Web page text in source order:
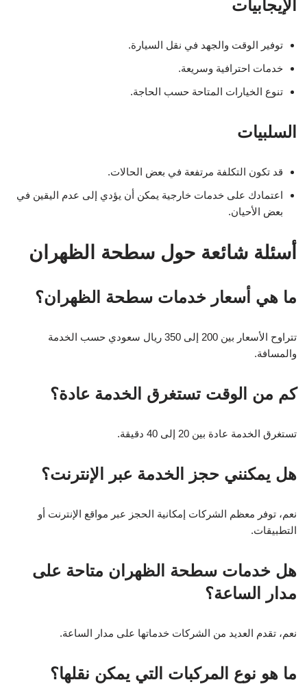
الإيجابيات
توفير الوقت والجهد في نقل السيارة.
خدمات احترافية وسريعة.
تنوع الخيارات المتاحة حسب الحاجة.
السلبيات
قد تكون التكلفة مرتفعة في بعض الحالات.
اعتمادك على خدمات خارجية يمكن أن يؤدي إلى عدم اليقين في
بعض الأحيان.
أسئلة شائعة حول سطحة الظهران
ما هي أسعار خدمات سطحة الظهران؟
تتراوح الأسعار بين 200 إلى 350 ريال سعودي حسب الخدمة
والمسافة.
كم من الوقت تستغرق الخدمة عادة؟
تستغرق الخدمة عادة بين 20 إلى 40 دقيقة.
هل يمكنني حجز الخدمة عبر الإنترنت؟
نعم، توفر معظم الشركات إمكانية الحجز عبر مواقع الإنترنت أو
التطبيقات.
هل خدمات سطحة الظهران متاحة على
مدار الساعة؟
نعم، تقدم العديد من الشركات خدماتها على مدار الساعة.
ما هو نوع المركبات التي يمكن نقلها؟